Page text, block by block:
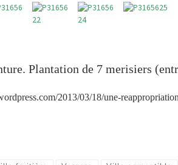
Plantation de 7 merisiers
2013/03/18/une-